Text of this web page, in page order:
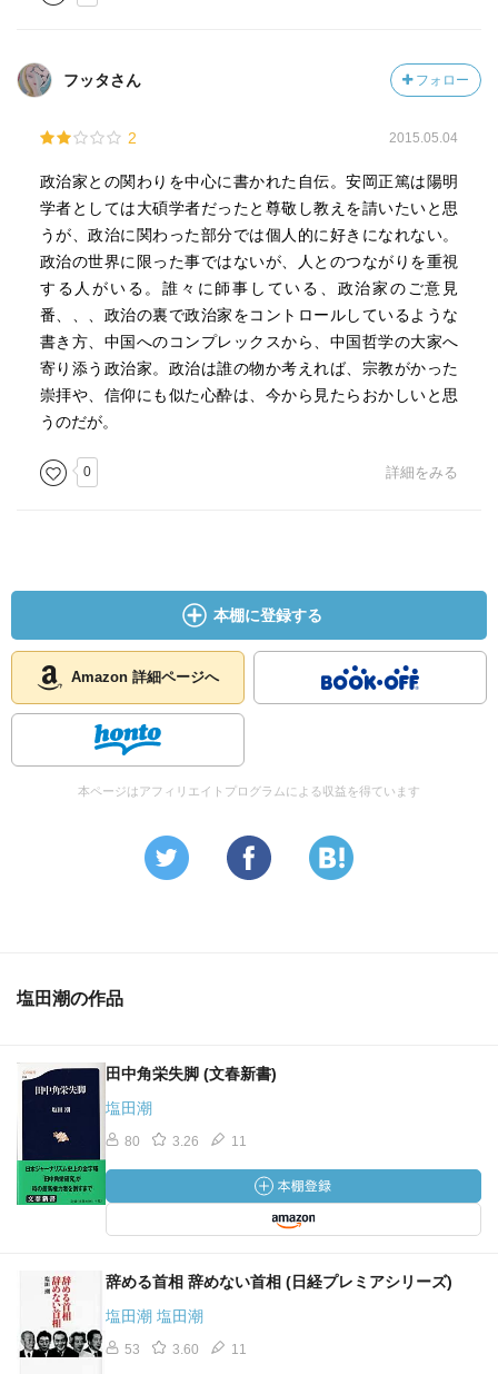
フッタさん フォロー
2 2015.05.04
政治家との関わりを中心に書かれた自伝。安岡正篤は陽明
学者としては大碩学者だったと尊敬し教えを請いたいと思
うが、政治に関わった部分では個人的に好きになれない。
政治の世界に限った事ではないが、人とのつながりを重視
する人がいる。誰々に師事している、政治家のご意見
番、、、政治の裏で政治家をコントロールしているような
書き方、中国へのコンプレックスから、中国哲学の大家へ
寄り添う政治家。政治は誰の物か考えれば、宗教がかった
崇拝や、信仰にも似た心酔は、今から見たらおかしいと思
うのだが。
0 詳細をみる
本棚に登録する
Amazon 詳細ページへ
本ページはアフィリエイトプログラムによる収益を得ています
塩田潮の作品
田中角栄失脚 (文春新書)
塩田潮
80 3.26 11
辞める首相 辞めない首相 (日経プレミアシリーズ)
塩田潮 塩田潮
53 3.60 11